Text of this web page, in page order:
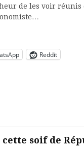
de les voir réunis
Reddit
cette soif de